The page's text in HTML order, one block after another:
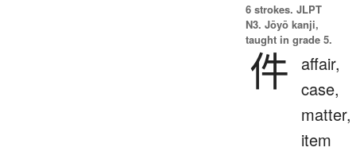
6 strokes. JLPT
N3. Jōyō kanji,
taught in grade 5.
件
affair,
case,
matter,
item